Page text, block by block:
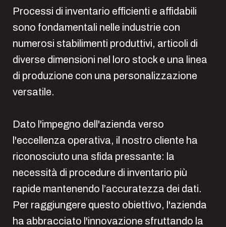
Processi di inventario efficienti e affidabili
sono fondamentali nelle industrie con
numerosi stabilimenti produttivi, articoli di
diverse dimensioni nel loro stock e una linea
di produzione con una personalizzazione
versatile.
Dato l'impegno dell'azienda verso
l'eccellenza operativa, il nostro cliente ha
riconosciuto una sfida pressante: la
necessità di procedure di inventario più
rapide mantenendo l’accuratezza dei dati.
Per raggiungere questo obiettivo, l'azienda
ha abbracciato l'innovazione sfruttando la